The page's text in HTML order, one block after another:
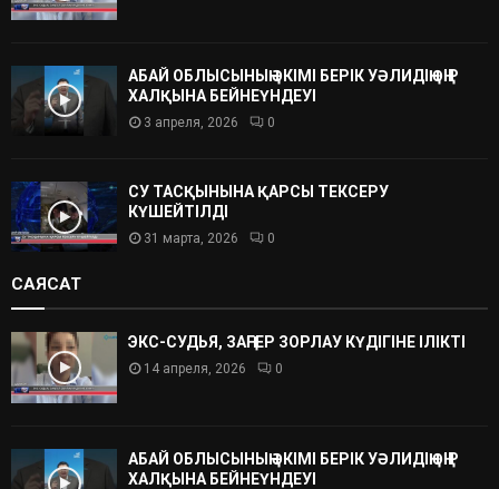
АБАЙ ОБЛЫСЫНЫҢ ӘКІМІ БЕРІК УӘЛИДІҢ ӨҢІР
ХАЛҚЫНА БЕЙНЕҮНДЕУІ
3 апреля, 2026 0
СУ ТАСҚЫНЫНА ҚАРСЫ ТЕКСЕРУ
КҮШЕЙТІЛДІ
31 марта, 2026 0
САЯСАТ
ЭКС-СУДЬЯ, ЗАҢГЕР ЗОРЛАУ КҮДІГІНЕ ІЛІКТІ
14 апреля, 2026 0
АБАЙ ОБЛЫСЫНЫҢ ӘКІМІ БЕРІК УӘЛИДІҢ ӨҢІР
ХАЛҚЫНА БЕЙНЕҮНДЕУІ